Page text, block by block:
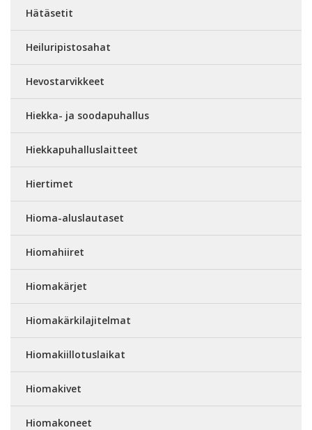
Hätäsetit
Heiluripistosahat
Hevostarvikkeet
Hiekka- ja soodapuhallus
Hiekkapuhalluslaitteet
Hiertimet
Hioma-aluslautaset
Hiomahiiret
Hiomakärjet
Hiomakärkilajitelmat
Hiomakiillotuslaikat
Hiomakivet
Hiomakoneet